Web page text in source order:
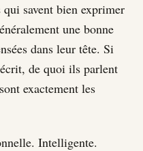
savent bien exprimer
une bonne
dans leur tête. Si
de quoi ils parlent
exactement les
Intelligente.